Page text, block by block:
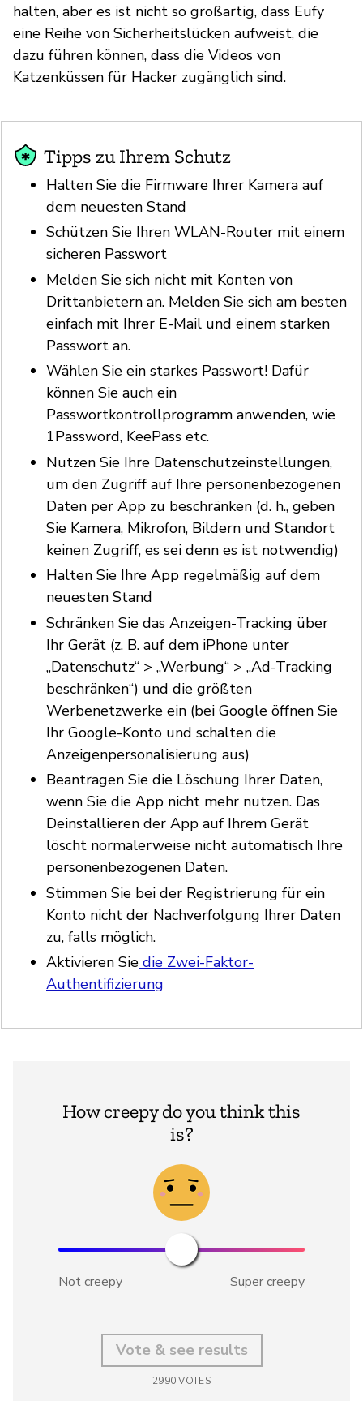
halten, aber es ist nicht so großartig, dass Eufy
eine Reihe von Sicherheitslücken aufweist, die
dazu führen können, dass die Videos von
Katzenküssen für Hacker zugänglich sind.
Tipps zu Ihrem Schutz
Halten Sie die Firmware Ihrer Kamera auf
dem neuesten Stand
Schützen Sie Ihren WLAN-Router mit einem
sicheren Passwort
Melden Sie sich nicht mit Konten von
Drittanbietern an. Melden Sie sich am besten
einfach mit Ihrer E-Mail und einem starken
Passwort an.
Wählen Sie ein starkes Passwort! Dafür
können Sie auch ein
Passwortkontrollprogramm anwenden, wie
1Password, KeePass etc.
Nutzen Sie Ihre Datenschutzeinstellungen,
um den Zugriff auf Ihre personenbezogenen
Daten per App zu beschränken (d. h., geben
Sie Kamera, Mikrofon, Bildern und Standort
keinen Zugriff, es sei denn es ist notwendig)
Halten Sie Ihre App regelmäßig auf dem
neuesten Stand
Schränken Sie das Anzeigen-Tracking über
Ihr Gerät (z. B. auf dem iPhone unter
„Datenschutz“ > „Werbung“ > „Ad-Tracking
beschränken“) und die größten
Werbenetzwerke ein (bei Google öffnen Sie
Ihr Google-Konto und schalten die
Anzeigenpersonalisierung aus)
Beantragen Sie die Löschung Ihrer Daten,
wenn Sie die App nicht mehr nutzen. Das
Deinstallieren der App auf Ihrem Gerät
löscht normalerweise nicht automatisch Ihre
personenbezogenen Daten.
Stimmen Sie bei der Registrierung für ein
Konto nicht der Nachverfolgung Ihrer Daten
zu, falls möglich.
Aktivieren Sie die Zwei-Faktor-
Authentifizierung
How creepy do you think this
is?
Not creepy Super creepy
Vote & see results
2990VOTES